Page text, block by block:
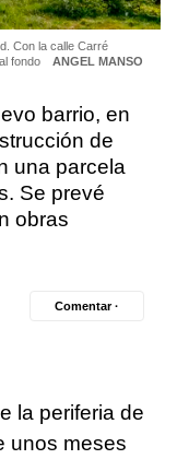
Con la calle Carré
fondo
ANGEL MANSO
barrio, en
de
una parcela
Se prevé
obras
Comentar ·
la periferia de
unos meses